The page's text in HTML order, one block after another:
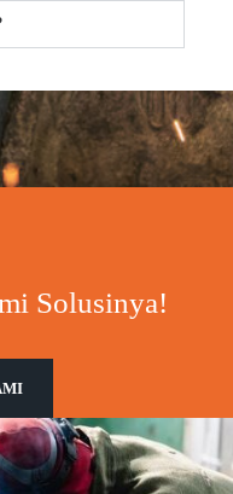
Solusinya!